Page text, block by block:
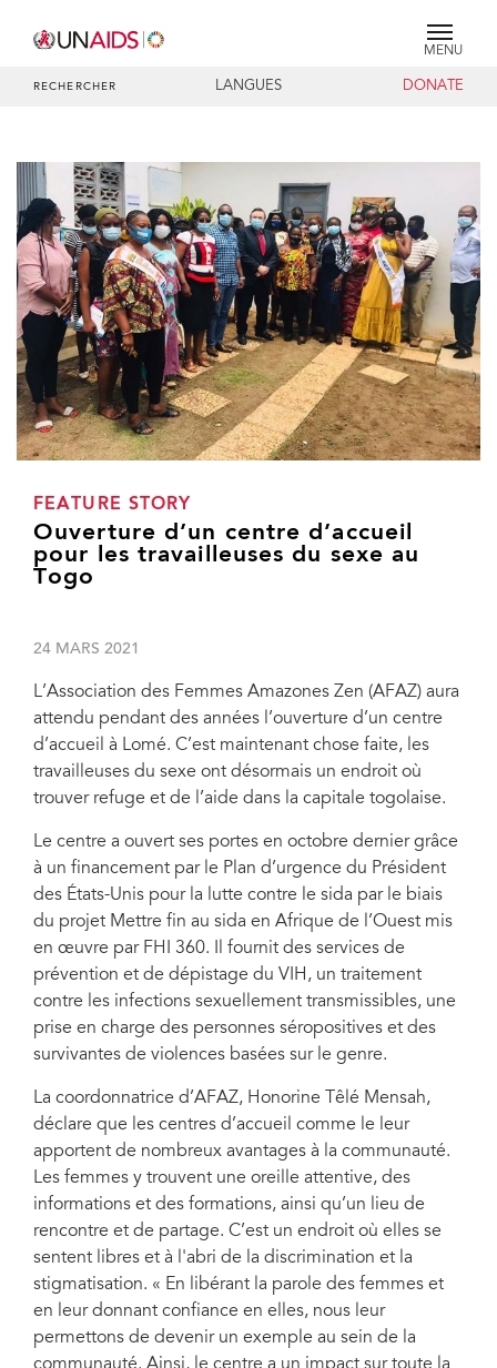
MENU
RECHERCHER LANGUES DONATE
« Les centres d’accueil sont souvent le seul endroit où les travailleuses du
sexe ont accès à une prise en charge médicale, à des conseils juridiques et à
d’autres services. Ce sont également des lieux où les travailleuses du sexe
peuvent se réunir en toute sécurité, signaler des abus et créer une
pays de l’ONUSIDA pour le Togo. Cérémonie d'inauguration le 8 octobre
FEATURE STORY
Ouverture d’un centre d’accueil
pour les travailleuses du sexe au
Togo
24 MARS 2021
L’Association des Femmes Amazones Zen (AFAZ) aura
attendu pendant des années l’ouverture d’un centre
d’accueil à Lomé. C’est maintenant chose faite, les
travailleuses du sexe ont désormais un endroit où
trouver refuge et de l’aide dans la capitale togolaise.
Le centre a ouvert ses portes en octobre dernier grâce
à un financement par le Plan d’urgence du Président
des États-Unis pour la lutte contre le sida par le biais
du projet Mettre fin au sida en Afrique de l’Ouest mis
en œuvre par FHI 360. Il fournit des services de
prévention et de dépistage du VIH, un traitement
contre les infections sexuellement transmissibles, une
prise en charge des personnes séropositives et des
survivantes de violences basées sur le genre.
La coordonnatrice d’AFAZ, Honorine Têlé Mensah,
déclare que les centres d’accueil comme le leur
apportent de nombreux avantages à la communauté.
Les femmes y trouvent une oreille attentive, des
informations et des formations, ainsi qu’un lieu de
rencontre et de partage. C’est un endroit où elles se
sentent libres et à l'abri de la discrimination et la
stigmatisation. « En libérant la parole des femmes et
en leur donnant confiance en elles, nous leur
permettons de devenir un exemple au sein de la